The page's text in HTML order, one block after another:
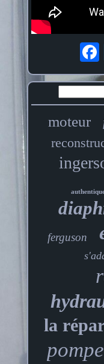
moteur
ferguson
la
pompe